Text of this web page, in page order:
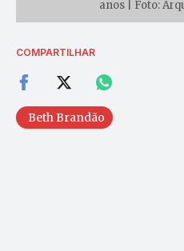
anos | Foto:
COMPARTILHAR
Beth Brandão